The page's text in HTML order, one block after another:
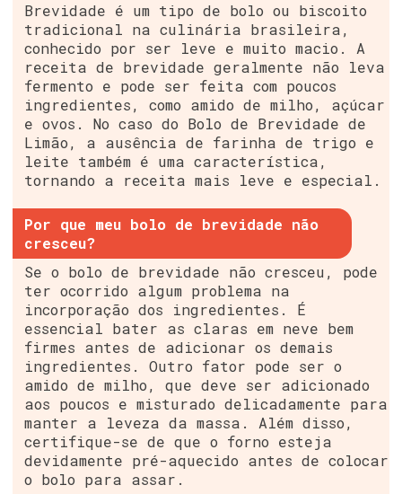
Brevidade é um tipo de bolo ou biscoito
tradicional na culinária brasileira,
conhecido por ser leve e muito macio. A
receita de brevidade geralmente não leva
fermento e pode ser feita com poucos
ingredientes, como amido de milho, açúcar
e ovos. No caso do Bolo de Brevidade de
Limão, a ausência de farinha de trigo e
leite também é uma característica,
tornando a receita mais leve e especial.
Por que meu bolo de brevidade não
cresceu?
Se o bolo de brevidade não cresceu, pode
ter ocorrido algum problema na
incorporação dos ingredientes. É
essencial bater as claras em neve bem
firmes antes de adicionar os demais
ingredientes. Outro fator pode ser o
amido de milho, que deve ser adicionado
aos poucos e misturado delicadamente para
manter a leveza da massa. Além disso,
certifique-se de que o forno esteja
devidamente pré-aquecido antes de colocar
o bolo para assar.